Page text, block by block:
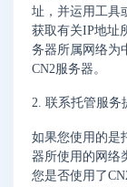
址，并运用工具
获取有关IP地址
务器所属网络为
CN2服务器。
2. 联系托管服务
如果您使用的是
器所使用的网络
您是否使用了